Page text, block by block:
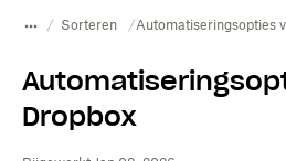
Sorteren Automatiseringsopties
Dropbox